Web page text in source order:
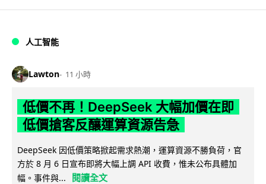
人工智能
Lawton 11 小時
低價不再！DeepSeek 大幅加價在即
低價搶客反釀運算資源告急
DeepSeek 因低價策略掀起需求熱潮，運算資源不勝負荷，官
方於 8 月 6 日宣布即將大幅上調 API 收費，惟未公布具體加
幅。事件與...
閱讀全文